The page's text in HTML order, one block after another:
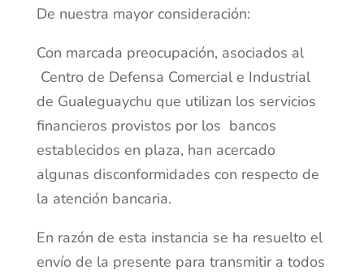
De nuestra mayor consideración:
Con marcada preocupación, asociados al
Centro de Defensa Comercial e Industrial
de Gualeguaychu que utilizan los servicios
financieros provistos por los bancos
establecidos en plaza, han acercado
algunas disconformidades con respecto de
la atención bancaria.
En razón de esta instancia se ha resuelto el
envío de la presente para transmitir a todos